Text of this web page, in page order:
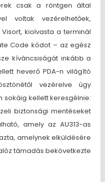
csak a röntgen által
voltak vezérelhetőek,
kiolvasta a terminál
Code kódot – az egész
kíváncsiságát inkább a
heverő PDA-n világító
vezérelve úgy
sokáig kellett keresgélnie:
biztonsági mentéseket
amely az AU313-as
amelynek elküldésére
támadás bekövetkezte